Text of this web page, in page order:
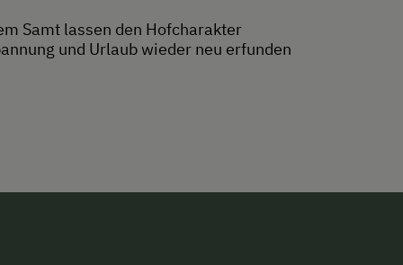
Samt lassen den Hofcharakter
und Urlaub wieder neu erfunden